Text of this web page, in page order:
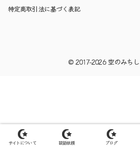
特定商取引法に基づく表記
© 2017-2026 空のみち
サイトについて 談話依頼 ブログ